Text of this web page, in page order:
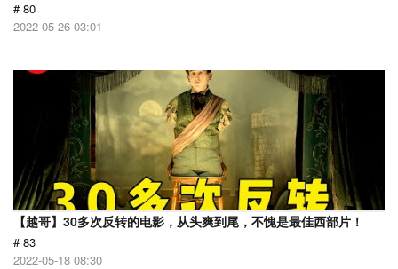
# 80
2022-05-26 03:01
【越哥】30多次反转的电影，从头爽到尾，不愧是最佳西部片！
# 83
2022-05-18 08:30